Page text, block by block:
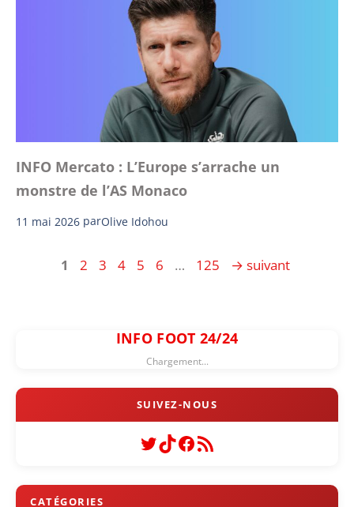
INFO Mercato : L’Europe s’arrache un
monstre de l’AS Monaco
11 mai 2026 parOlive Idohou
Page
1 Page
2 Page
3 Page
4 Page
5 Page
6 … Page
125 → suivant
INFO FOOT 24/24
Chargement...
Twitter
TikTok
Facebook
Flux RSS